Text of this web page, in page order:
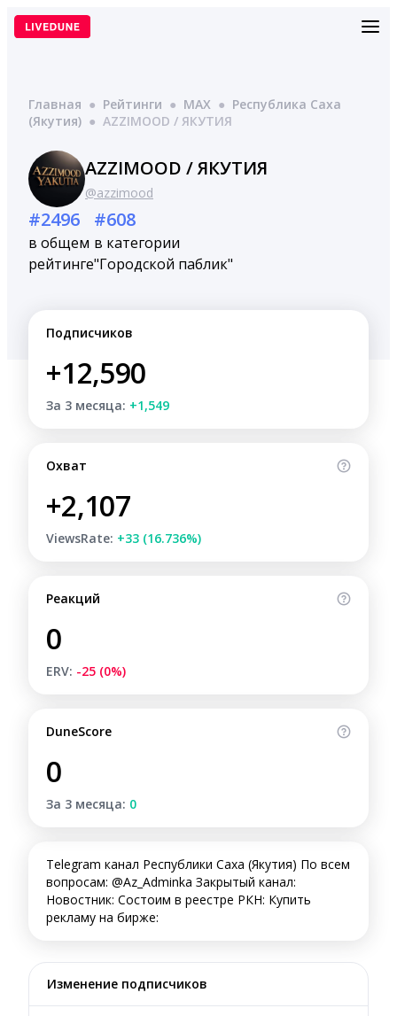
Перейти
Главная ● Рейтинги ● MAX ● Республика Саха
(Якутия) ● AZZIMOOD / ЯКУТИЯ
AZZIMOOD / ЯКУТИЯ
@azzimood
#2496
в общем
рейтинге
#608
в категории
"Городской паблик"
Подписчиков
+12,590
За 3 месяца: +1,549
Охват
+2,107
ViewsRate: +33 (16.736%)
Реакций
0
ERV: -25 (0%)
DuneScore
0
За 3 месяца: 0
Telegram канал Республики Саха (Якутия) По всем
вопросам: @Az_Adminka Закрытый канал:
Новостник: Состоим в реестре РКН: Купить
рекламу на бирже:
Изменение подписчиков